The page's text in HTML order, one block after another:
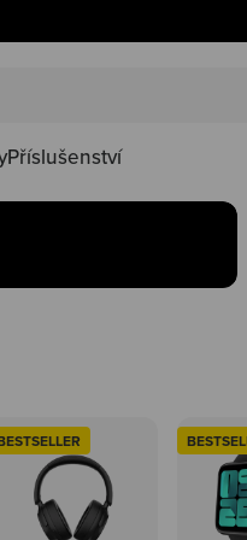
Příslušenství
produkty teď
Koupit